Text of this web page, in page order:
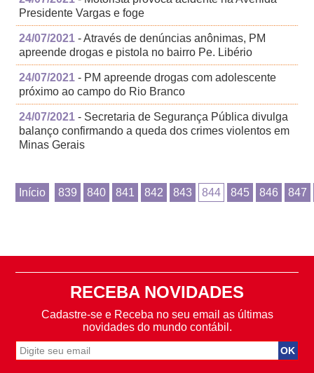
Presidente Vargas e foge
24/07/2021 - Através de denúncias anônimas, PM
apreende drogas e pistola no bairro Pe. Libério
24/07/2021 - PM apreende drogas com adolescente
próximo ao campo do Rio Branco
24/07/2021 - Secretaria de Segurança Pública divulga
balanço confirmando a queda dos crimes violentos em
Minas Gerais
Início 839 840 841 842 843 844 845 846 847
RECEBA NOVIDADES
Cadastre-se e Receba no seu email as últimas
novidades do mundo contábil.